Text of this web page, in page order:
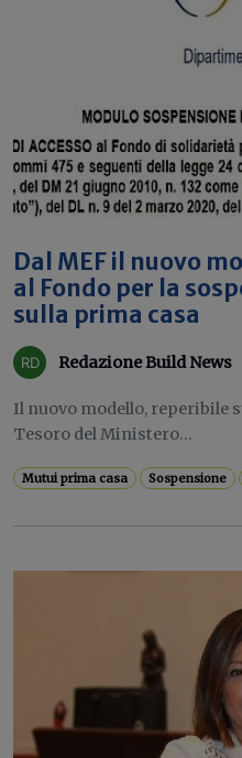
Dal MEF il nuovo
al Fondo per la
sulla prima casa
Redazione Build News
Il nuovo modello, reperibile
Tesoro del Ministero...
Mutui prima casa Sospensione